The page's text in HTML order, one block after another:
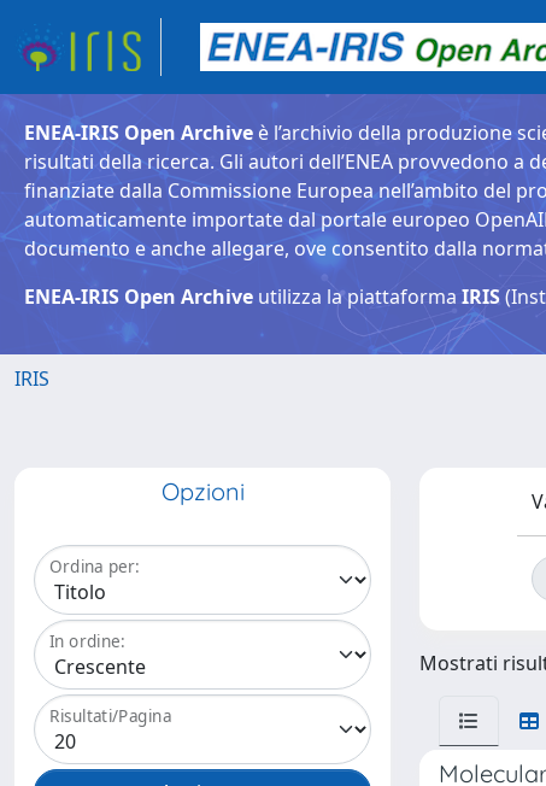
ENEA-IRIS Open Archive è l’archivio della produzione
risultati della ricerca. Gli autori dell’ENEA provvedono
finanziate dalla Commissione Europea nell’ambito del
automaticamente importate dal portale europeo
documento e anche allegare, ove consentito dalla
ENEA-IRIS Open Archive utilizza la piattaforma IRIS
IRIS
Opzioni
Ordina per:
In ordine:
Risultati/Pagina
Mostrati